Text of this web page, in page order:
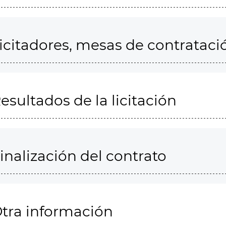
mesas de
de la licitación
del contrato
información